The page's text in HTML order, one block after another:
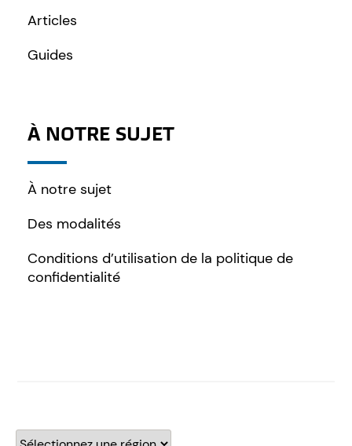
Articles
Guides
À NOTRE SUJET
À notre sujet
Des modalités
Conditions d’utilisation de la politique de
confidentialité
Sélectionnez une région